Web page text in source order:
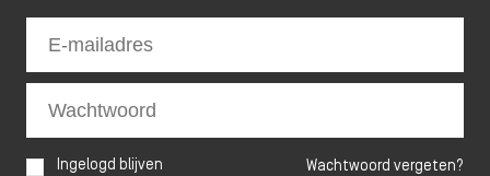
Ingelogd blijven Wachtwoord vergeten?